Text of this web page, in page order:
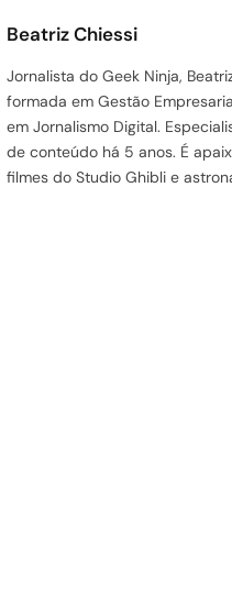
Beatriz Chiessi
Jornalista do Geek Ninja,
formada em Gestão
em Jornalismo Digital.
de conteúdo há 5 anos. É
filmes do Studio Ghibli e